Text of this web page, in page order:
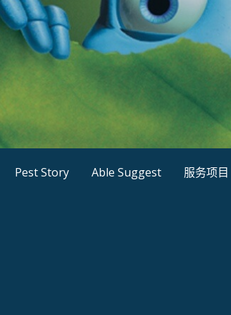
Pest Story Able Suggest 服务项目